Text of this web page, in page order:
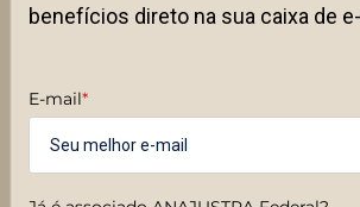
benefícios direto na sua caixa de
E-mail*